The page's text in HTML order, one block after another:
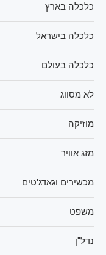
כלכלה בארץ
כלכלה בישראל
כלכלה בעולם
לא מסווג
מוזיקה
מזג אוויר
מכשירים וגאדג'טים
משפט
נדל"ן